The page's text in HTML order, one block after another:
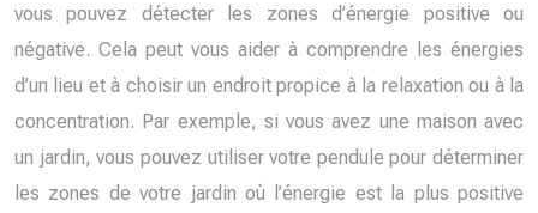
vous pouvez détecter les zones d’énergie positive ou
négative. Cela peut vous aider à comprendre les énergies
d’un lieu et à choisir un endroit propice à la relaxation ou à la
concentration. Par exemple, si vous avez une maison avec
un jardin, vous pouvez utiliser votre pendule pour déterminer
les zones de votre jardin où l’énergie est la plus positive